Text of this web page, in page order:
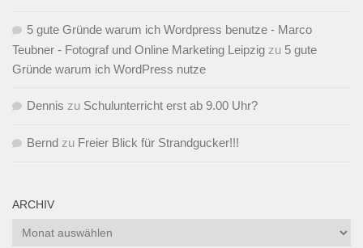
5 gute Gründe warum ich Wordpress benutze - Marco
Teubner - Fotograf und Online Marketing Leipzig zu 5 gute
Gründe warum ich WordPress nutze
Dennis zu Schulunterricht erst ab 9.00 Uhr?
Bernd zu Freier Blick für Strandgucker!!!
ARCHIV
Archiv